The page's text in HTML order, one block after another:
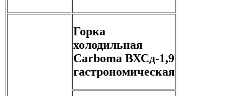
Горка
холодильная
Carboma ВХСд-1,9
гастрономическая